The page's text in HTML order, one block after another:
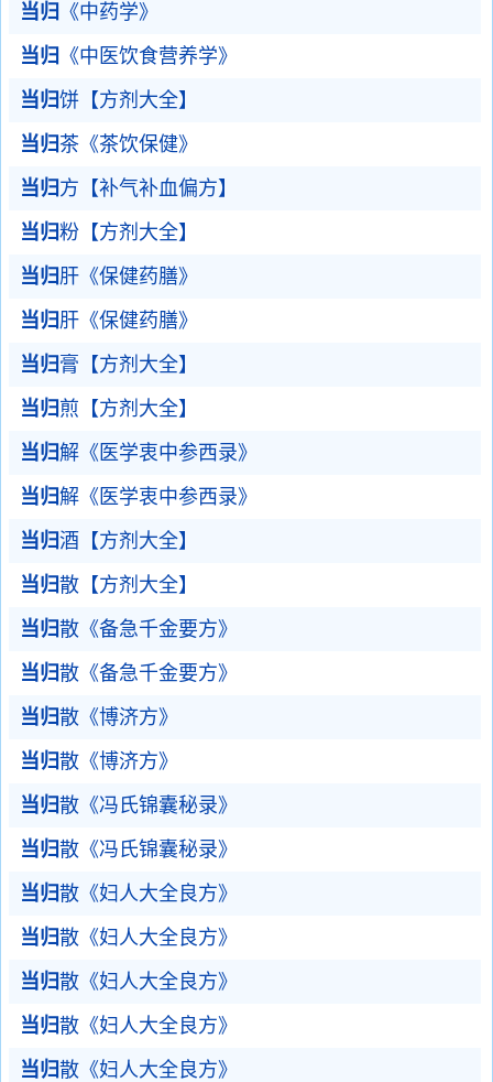
当归 《中药学》
当归 《中医饮食营养学》
当归饼【方剂大全】
当归 茶《茶饮保健》
当归 方【补气补血偏方】
当归粉【方剂大全】
当归 肝《保健药膳》
当归 肝《保健药膳》
当归 膏【方剂大全】
当归 煎【方剂大全】
当归解《医学衷中参西录》
当归解《医学衷中参西录》
当归酒【方剂大全】
当归散【方剂大全】
当归散《备急千金要方》
当归散《备急千金要方》
当归散《博济方》
当归散《博济方》
当归散《冯氏锦囊秘录》
当归散《冯氏锦囊秘录》
当归散《妇人大全良方》
当归散《妇人大全良方》
当归散《妇人大全良方》
当归散《妇人大全良方》
当归散《妇人大全良方》